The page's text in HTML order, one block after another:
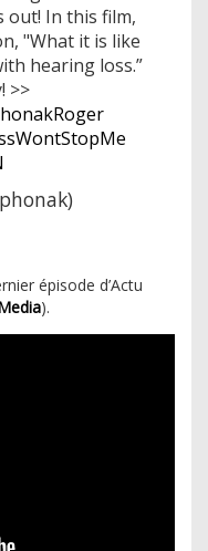
out! In this film,
"What it is like
hearing loss.”
>>
épisode d’Actu
).